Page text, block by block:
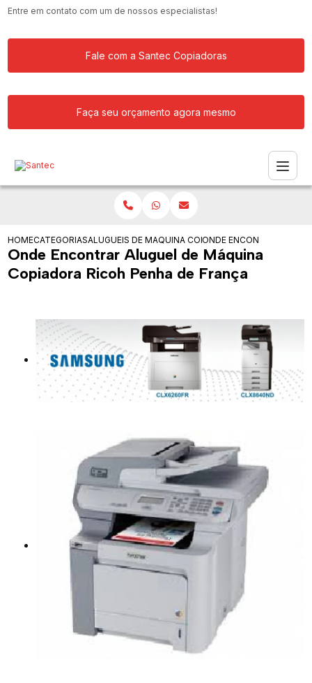
Entre em contato com um de nossos especialistas!
Fale com a Santec Copiadoras
Faça seu orçamento agora mesmo
HOMECATEGORIASALUGUEIS DE COPIADORASMAQUINA COPIADORA PROFISSIONAL
ONDE ENCONTRAR
Onde Encontrar Aluguel de Máquina
Copiadora Ricoh Penha de França